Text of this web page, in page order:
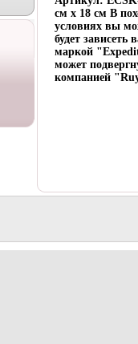
см х 18 см В
условиях вы
будет
маркой
может
компанией